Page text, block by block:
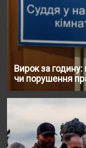
Вирок за
чи порушення